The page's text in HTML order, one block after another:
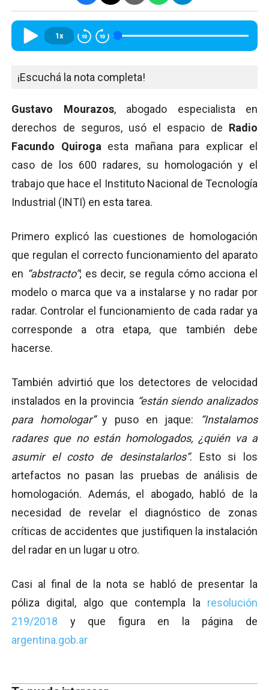
1x
¡Escuchá la nota completa!
Gustavo Mourazos, abogado especialista en
derechos de seguros, usó el espacio de Radio
Facundo Quiroga esta mañana para explicar el
caso de los 600 radares, su homologación y el
trabajo que hace el Instituto Nacional de Tecnología
Industrial (INTI) en esta tarea.
Primero explicó las cuestiones de homologación
que regulan el correcto funcionamiento del aparato
en “abstracto”; es decir, se regula cómo acciona el
modelo o marca que va a instalarse y no radar por
radar. Controlar el funcionamiento de cada radar ya
corresponde a otra etapa, que también debe
hacerse.
También advirtió que los detectores de velocidad
instalados en la provincia “están siendo analizados
para homologar”y puso en jaque:
“Instalamos
radares que no están homologados, ¿quién va a
asumir el costo de desinstalarlos”. Esto si los
artefactos no pasan las pruebas de análisis de
homologación. Además, el abogado, habló de la
necesidad de revelar el diagnóstico de zonas
críticas de accidentes que justifiquen la instalación
del radar en un lugar u otro.
Casi al final de la nota se habló de presentar la
póliza digital, algo que contempla la resolución
219/2018 y que figura en la página de
argentina.gob.ar